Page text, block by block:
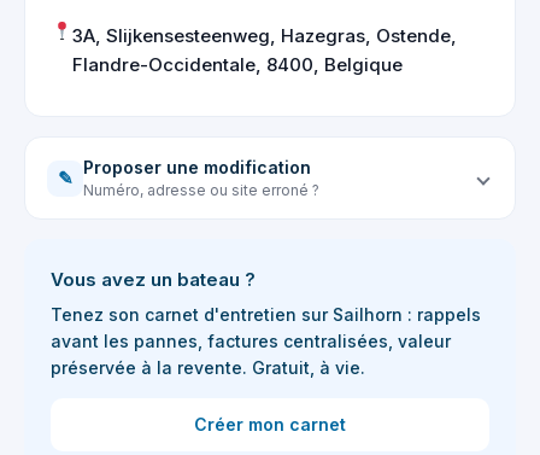
3A, Slijkensesteenweg, Hazegras, Ostende,
Flandre-Occidentale, 8400, Belgique
✎ Proposer une modification
Numéro, adresse ou site erroné ?
Vous avez un bateau ?
Tenez son carnet d'entretien sur Sailhorn : rappels
avant les pannes, factures centralisées, valeur
préservée à la revente. Gratuit, à vie.
Créer mon carnet